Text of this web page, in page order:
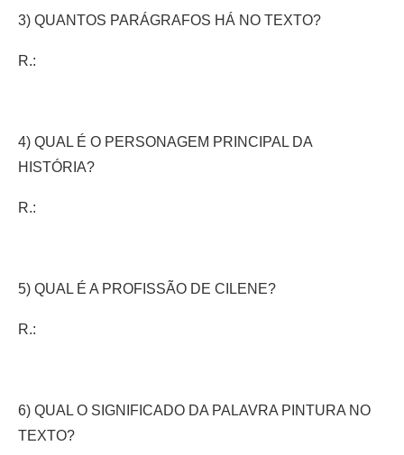
3) QUANTOS PARÁGRAFOS HÁ NO TEXTO?
R.:
4) QUAL É O PERSONAGEM PRINCIPAL DA
HISTÓRIA?
R.:
5) QUAL É A PROFISSÃO DE CILENE?
R.:
6) QUAL O SIGNIFICADO DA PALAVRA PINTURA NO
TEXTO?